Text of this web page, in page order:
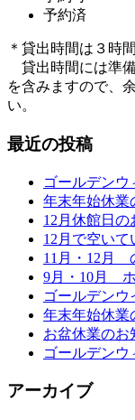
予約済
＊貸出時間は３時
貸出時間には準
を含みますので、
い。
最近の投稿
ゴールデン
年末年始休業
12月休館日の
12月で空い
11月・12月
9月・10月
ゴールデン
年末年始休業
お盆休業のお
ゴールデン
アーカイブ